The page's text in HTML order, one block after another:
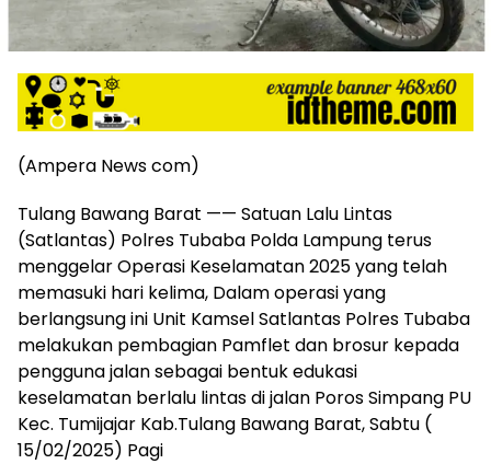
eksklusif,
bergaya
trendi,
mengandung
unsur
gaya
hiburan,
bebas
dari
SARA,
narkoba
dan
berita
asusila
Media
Cetak
dan
(Ampera News com)
Tulang Bawang Barat —— Satuan Lalu Lintas
(Satlantas) Polres Tubaba Polda Lampung terus
menggelar Operasi Keselamatan 2025 yang telah
memasuki hari kelima, Dalam operasi yang
berlangsung ini Unit Kamsel Satlantas Polres Tubaba
melakukan pembagian Pamflet dan brosur kepada
pengguna jalan sebagai bentuk edukasi
keselamatan berlalu lintas di jalan Poros Simpang PU
Kec. Tumijajar Kab.Tulang Bawang Barat, Sabtu (
15/02/2025) Pagi